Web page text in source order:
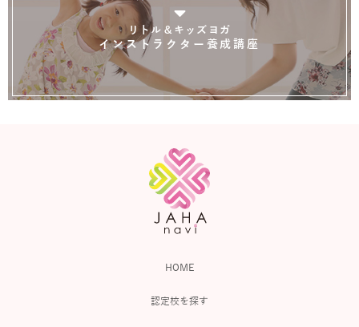
リトル＆キッズヨガ
インストラクター養成講座
HOME
認定校を探す